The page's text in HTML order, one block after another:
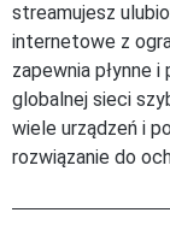
streamujesz
internetowe z
zapewnia płynne
globalnej sieci
wiele urządzeń i
rozwiązanie do